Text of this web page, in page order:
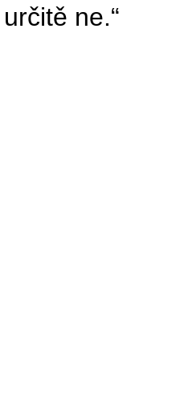
určitě ne.“